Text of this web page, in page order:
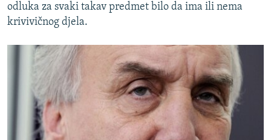
odluka za svaki takav predmet bilo da ima ili nema
krivivičnog djela.